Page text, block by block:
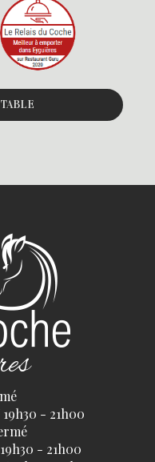
- 21h00
- 21h00